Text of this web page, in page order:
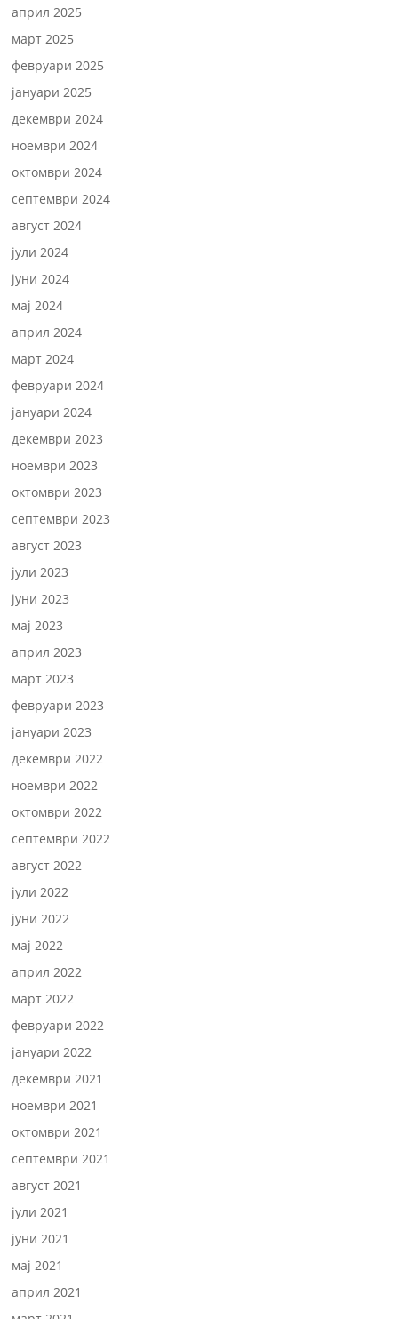
април 2025
март 2025
февруари 2025
јануари 2025
декември 2024
ноември 2024
октомври 2024
септември 2024
август 2024
јули 2024
јуни 2024
мај 2024
април 2024
март 2024
февруари 2024
јануари 2024
декември 2023
ноември 2023
октомври 2023
септември 2023
август 2023
јули 2023
јуни 2023
мај 2023
април 2023
март 2023
февруари 2023
јануари 2023
декември 2022
ноември 2022
октомври 2022
септември 2022
август 2022
јули 2022
јуни 2022
мај 2022
април 2022
март 2022
февруари 2022
јануари 2022
декември 2021
ноември 2021
октомври 2021
септември 2021
август 2021
јули 2021
јуни 2021
мај 2021
април 2021